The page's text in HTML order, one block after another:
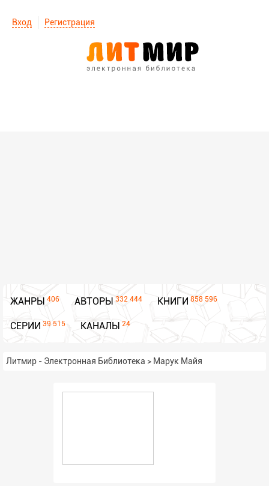
Вход Регистрация
ЖАНРЫ 406 АВТОРЫ 332 444 КНИГИ 858 596
СЕРИИ 39 515 КАНАЛЫ 24
Литмир - Электронная Библиотека > Марук Майя